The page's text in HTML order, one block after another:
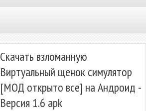
Скачать взломанную
Виртуальный щенок симулятор
[МОД открыто все] на Андроид -
Версия 1.6 apk